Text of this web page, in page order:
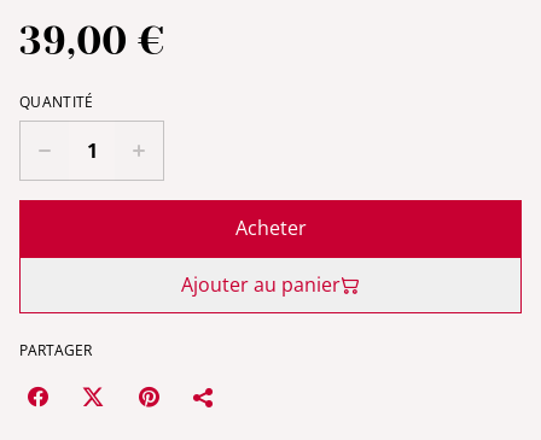
39,00 €
QUANTITÉ
Acheter
Ajouter au panier
PARTAGER